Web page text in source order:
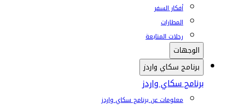
أفكار السفر
المطارات
رحلات المتابعة
الوجهات
برنامج سكاي واردز
برنامج سكاي واردز
معلومات عن برنامج سكاي واردز